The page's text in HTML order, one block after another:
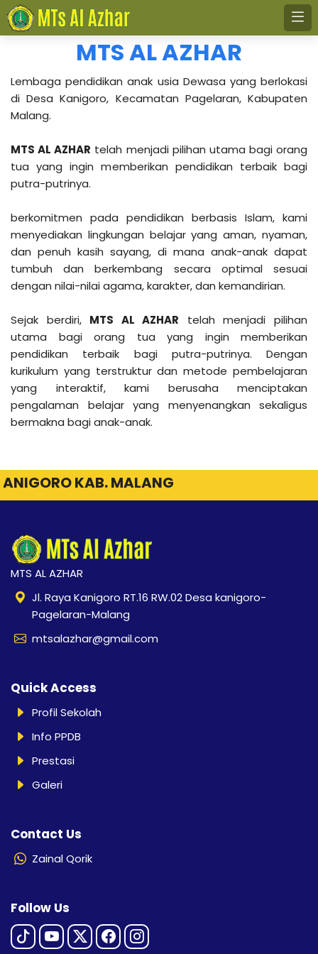
MTS AL AZHAR
Lembaga pendidikan anak usia Dewasa yang berlokasi
di Desa Kanigoro, Kecamatan Pagelaran, Kabupaten
Malang.
MTS AL AZHAR telah menjadi pilihan utama bagi orang
tua yang ingin memberikan pendidikan terbaik bagi
putra-putrinya.
berkomitmen pada pendidikan berbasis Islam, kami
menyediakan lingkungan belajar yang aman, nyaman,
dan penuh kasih sayang, di mana anak-anak dapat
tumbuh dan berkembang secara optimal sesuai
dengan nilai-nilai agama, karakter, dan kemandirian.
Sejak berdiri, MTS AL AZHAR telah menjadi pilihan
utama bagi orang tua yang ingin memberikan
pendidikan terbaik bagi putra-putrinya. Dengan
kurikulum yang terstruktur dan metode pembelajaran
yang interaktif, kami berusaha menciptakan
pengalaman belajar yang menyenangkan sekaligus
bermakna bagi anak-anak.
KAB. MALANG
MTS AL AZHAR
Jl. Raya Kanigoro RT.16 RW.02 Desa kanigoro-
Pagelaran-Malang
mtsalazhar@gmail.com
Quick Access
Profil Sekolah
Info PPDB
Prestasi
Galeri
Contact Us
Zainal Qorik
Follow Us